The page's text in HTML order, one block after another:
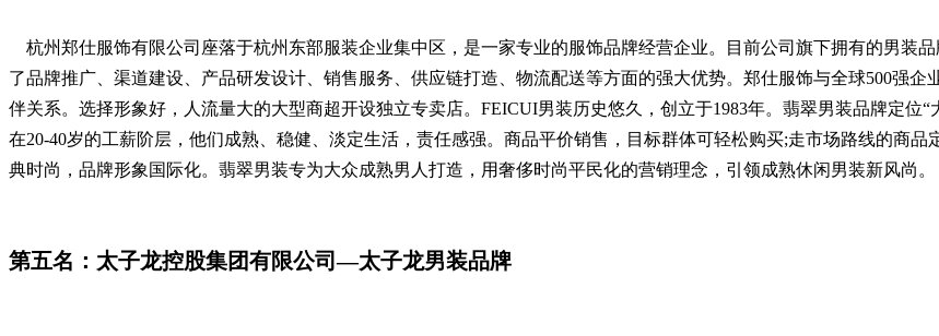
杭州郑仕服饰有限公司座落于杭州东部服装企业集中区，是一家专业的服饰品牌经营企业。目前公司旗下拥有的男装
了品牌推广、渠道建设、产品研发设计、销售服务、供应链打造、物流配送等方面的强大优势。郑仕服饰与全球500强
伴关系。选择形象好，人流量大的大型商超开设独立专卖店。FEICUI男装历史悠久，创立于1983年。翡翠男装品牌定位
在20-40岁的工薪阶层，他们成熟、稳健、淡定生活，责任感强。商品平价销售，目标群体可轻松购买;走市场路线的商
典时尚，品牌形象国际化。翡翠男装专为大众成熟男人打造，用奢侈时尚平民化的营销理念，引领成熟休闲男装新风尚。
第五名：太子龙控股集团有限公司—太子龙男装品牌